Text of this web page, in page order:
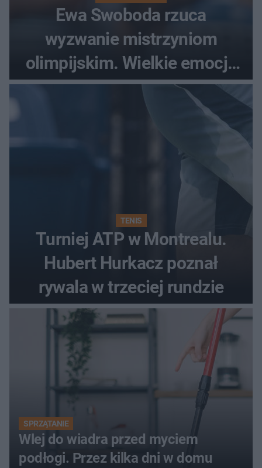
Ewa Swoboda rzuca
wyzwanie mistrzyniom
olimpijskim. Wielkie emocje
podczas Silesia Memoriału
Kamili Skolimowskiej
TENIS
Turniej ATP w Montrealu.
Hubert Hurkacz poznał
rywala w trzeciej rundzie
SPRZĄTANIE
Wlej do wiadra przed myciem
podłogi. Przez kilka dni w domu